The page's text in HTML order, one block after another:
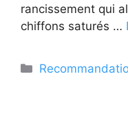
rancissement qui
chiffons saturés …
Catégories